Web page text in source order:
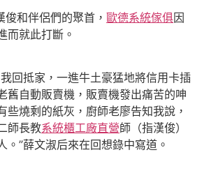
和伴侶們的聚首， 歐德系統傢俱因
而就此打斷。
回抵家，一進牛土豪猛地將信用卡插
舊自動販賣機，販賣機發出痛苦的呻
些燒剩的紙灰，廚師老廖告知我說，
師長教系統櫃工廠直營師（指漢俊）
。”薛文淑后來在回想錄中寫道。